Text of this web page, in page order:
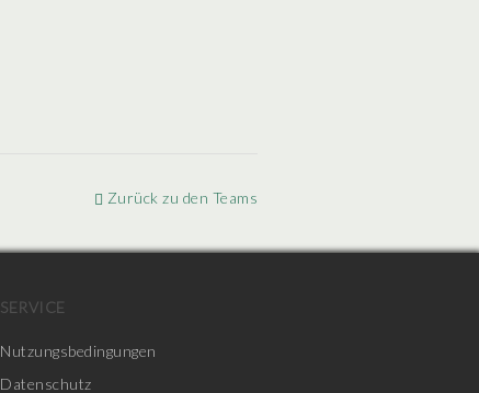
Zurück zu den Teams
SERVICE
Nutzungsbedingungen
Datenschutz